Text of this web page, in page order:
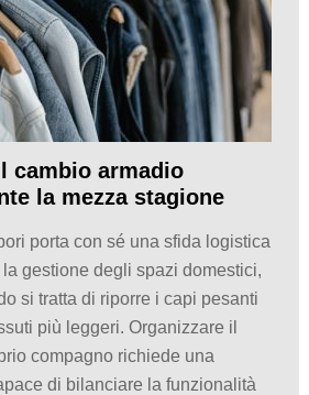
cambio armadio
la mezza stagione
porta con sé una sfida logistica
gestione degli spazi domestici,
si tratta di riporre i capi pesanti
più leggeri. Organizzare il
compagno richiede una
di bilanciare la funzionalità